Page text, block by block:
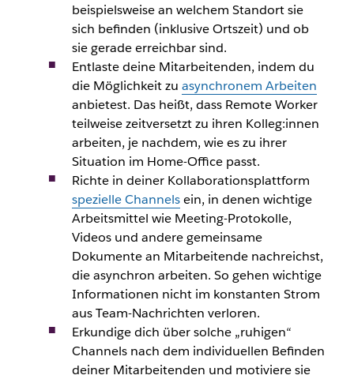
beispielsweise an welchem Standort sie
sich befinden (inklusive Ortszeit) und ob
sie gerade erreichbar sind.
Entlaste deine Mitarbeitenden, indem du
die Möglichkeit zu asynchronem Arbeiten
anbietest. Das heißt, dass Remote Worker
teilweise zeitversetzt zu ihren Kolleg:innen
arbeiten, je nachdem, wie es zu ihrer
Situation im Home-Office passt.
Richte in deiner Kollaborationsplattform
spezielle Channelsein, in denen wichtige
Arbeitsmittel wie Meeting-Protokolle,
Videos und andere gemeinsame
Dokumente an Mitarbeitende nachreichst,
die asynchron arbeiten. So gehen wichtige
Informationen nicht im konstanten Strom
aus Team-Nachrichten verloren.
Erkundige dich über solche „ruhigen“
Channels nach dem individuellen Befinden
deiner Mitarbeitenden und motiviere sie